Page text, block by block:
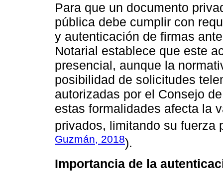
Para que un documento
pública debe cumplir con
y autenticación de firmas
Notarial establece que este
presencial, aunque la
posibilidad de solicitudes
autorizadas por el Consejo
estas formalidades afecta la
privados, limitando su fuerza
Guzmán, 2018).
Importancia de la